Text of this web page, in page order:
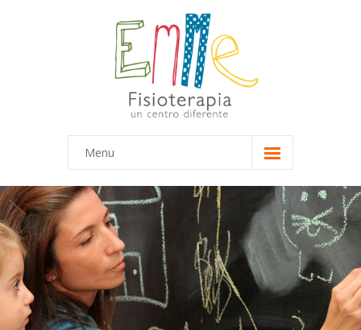
Menu
Inicio
Equipo
-- Marta
-- María
Terapias